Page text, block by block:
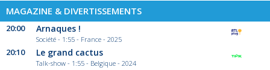
MAGAZINE & DIVERTISSEMENTS
20:00 Arnaques !
Société - 1:55 - France - 2025
20:10 Le grand cactus
Talk-show - 1:55 - Belgique - 2024